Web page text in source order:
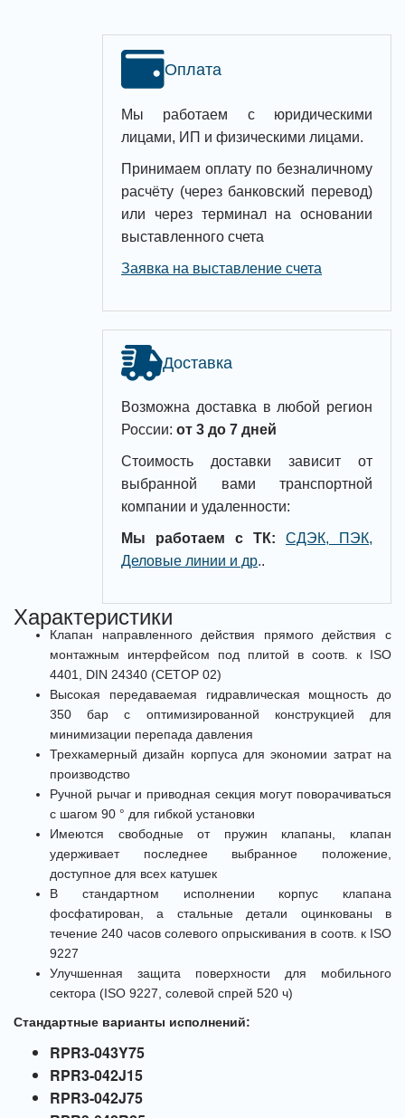
Оплата
Мы работаем с юридическими
лицами, ИП и физическими лицами.
Принимаем оплату по безналичному
расчёту (через банковский перевод)
или через терминал на основании
выставленного счета
Заявка на выставление счета
Доставка
Возможна доставка в любой регион
России: от 3 до 7 дней
Стоимость доставки зависит от
выбранной вами транспортной
компании и удаленности:
Мы работаем с ТК:
СДЭК, ПЭК,
Деловые линии и др..
Характеристики
Клапан направленного действия прямого действия с
монтажным интерфейсом под плитой в соотв. к ISO
4401, DIN 24340 (CETOP 02)
Высокая передаваемая гидравлическая мощность до
350 бар с оптимизированной конструкцией для
минимизации перепада давления
Трехкамерный дизайн корпуса для экономии затрат на
производство
Ручной рычаг и приводная секция могут поворачиваться
с шагом 90 ° для гибкой установки
Имеются свободные от пружин клапаны, клапан
удерживает последнее выбранное положение,
доступное для всех катушек
В стандартном исполнении корпус клапана
фосфатирован, а стальные детали оцинкованы в
течение 240 часов солевого опрыскивания в соотв. к ISO
9227
Улучшенная защита поверхности для мобильного
сектора (ISO 9227, солевой спрей 520 ч)
Стандартные варианты исполнений:
RPR3-043Y75
RPR3-042J15
RPR3-042J75